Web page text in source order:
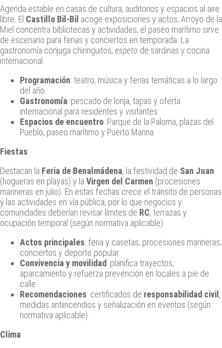
Agenda estable en casas de cultura, auditorios y espacios al aire
libre. El Castillo Bil‑Bil acoge exposiciones y actos; Arroyo de la
Miel concentra bibliotecas y actividades; el paseo marítimo sirve
de escenario para ferias y conciertos en temporada. La
gastronomía conjuga chiringuitos, espeto de sardinas y cocina
internacional.
Programación: teatro, música y ferias temáticas a lo largo
del año.
Gastronomía: pescado de lonja, tapas y oferta
internacional para residentes y visitantes.
Espacios de encuentro: Parque de la Paloma, plazas del
Pueblo, paseo marítimo y Puerto Marina.
Fiestas
Destacan la Feria de Benalmádena, la festividad de San Juan
(hogueras en playas) y la Virgen del Carmen (procesiones
marineras en julio). En estas fechas crece el tránsito de personas
y las actividades en vía pública, por lo que negocios y
comunidades deberían revisar límites de RC, terrazas y
ocupación temporal (según normativa aplicable).
Actos principales: feria y casetas; procesiones marineras;
conciertos y deporte popular.
Convivencia y movilidad: planifica trayectos,
aparcamiento y refuerza prevención en locales a pie de
calle.
Recomendaciones: certificados de responsabilidad civil ,
medidas antiincendios y señalización en eventos (según
normativa aplicable).
Clima